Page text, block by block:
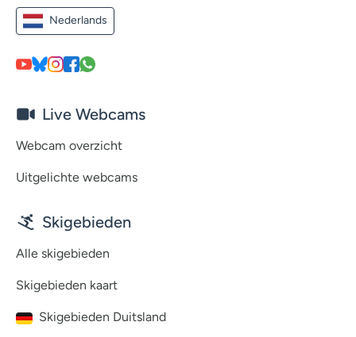
Nederlands
Live Webcams
Webcam overzicht
Uitgelichte webcams
Skigebieden
Alle skigebieden
Skigebieden kaart
Skigebieden Duitsland